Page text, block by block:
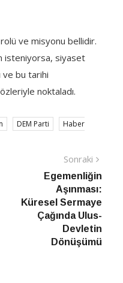
rolü ve misyonu bellidir.
isteniyorsa, siyaset
ve bu tarihi
noktaladı.
DEM Parti
Haber
Sonraki
Egemenliğin
Aşınması:
Küresel Sermaye
Çağında Ulus-
Devletin
Dönüşümü